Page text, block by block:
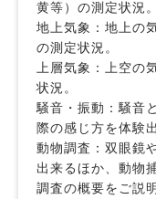
黄等）の測定状況。
地上気象：地上の
の測定状況。
上層気象：上空の
状況。
騒音・振動：騒音
際の感じ方を体験
動物調査：双眼鏡
出来るほか、動物
調査の概要をご説